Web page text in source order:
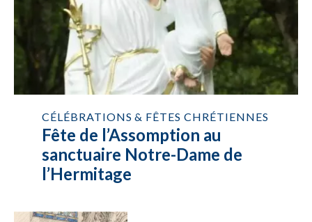
CÉLÉBRATIONS & FÊTES CHRÉTIENNES
Fête de l’Assomption au
sanctuaire Notre-Dame de
l’Hermitage